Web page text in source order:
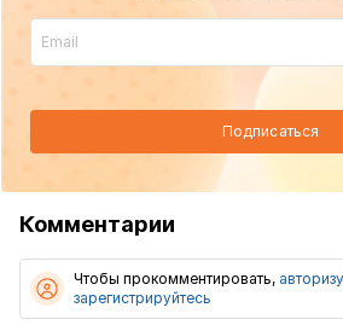
Подписаться
Комментарии
Чтобы прокомментировать,
зарегистрируйтесь